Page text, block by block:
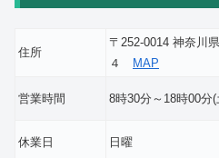
住所
〒252-0014 神奈川
４
MAP
営業時間 8時30分～18時00分(
休業日 日曜